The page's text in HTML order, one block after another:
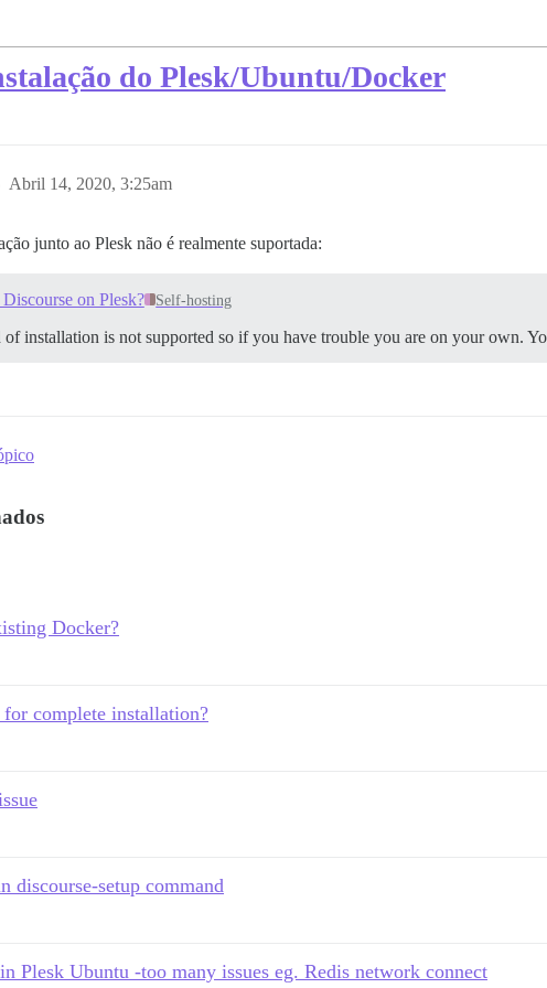
do Plesk/Ubuntu/Docker
Abril 14, 2020, 3:25am
junto ao Plesk não é realmente suportada:
on Plesk? Self-hosting
installation is not supported so if you have trouble you are on your own.
Docker?
complete installation?
discourse-setup command
Plesk Ubuntu -too many issues eg. Redis network connect